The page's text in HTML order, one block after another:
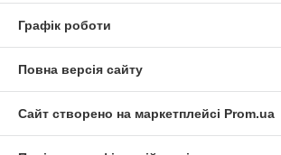
Графік роботи
Повна версія сайту
Сайт створено на маркетплейсі Prom.ua